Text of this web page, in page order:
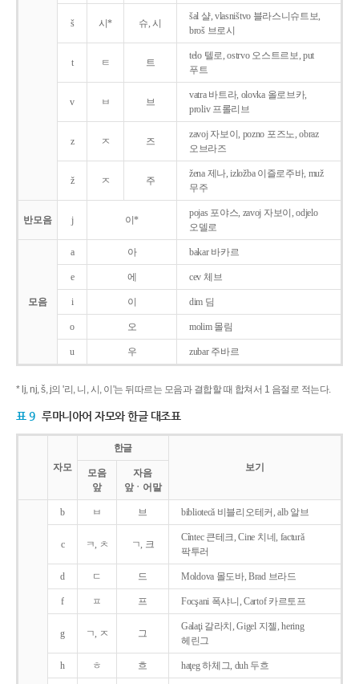
š 시* 슈, 시
šal 샬, vlasništvo 블라스니슈트보,
broš 브로시
t ㅌ 트
telo 텔로, ostrvo 오스트르보, put
푸트
v ㅂ 브
vatra 바트라, olovka 올로브카,
proliv 프롤리브
z ㅈ 즈
zavoj 자보이, pozno 포즈노, obraz
오브라즈
ž ㅈ 주
žena 제나, izložba 이즐로주바, muž
무주
반모음 j 이*
pojas 포야스, zavoj 자보이, odjelo
오델로
모음
a 아 bakar 바카르
e 에 cev 체브
i 이 dim 딤
o 오 molim 몰림
u 우 zubar 주바르
* lj, nj, š, j의 '리, 니, 시, 이'는 뒤따르는 모음과 결합할 때 합쳐서 1 음절로 적는다.
표 9 루마니아어 자모와 한글 대조표
자모
한글
보기
모음
앞
자음
앞ㆍ어말
b ㅂ 브 bibliotecǎ 비블리오테커, alb 알브
c ㅋ, ㅊ ㄱ, 크
Cîntec 큰테크, Cine 치네, facturǎ
팍투러
d ㄷ 드 Moldova 몰도바, Brad 브라드
f ㅍ 프 Focşani 폭샤니, Cartof 카르토프
g ㄱ, ㅈ 그
Galaţi 갈라치, Gigel 지젤, hering
헤린그
h ㅎ 흐 haţeg 하체그, duh 두흐